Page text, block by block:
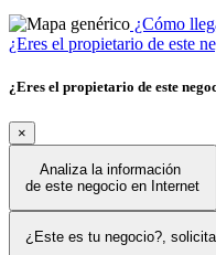
¿Cómo
¿Eres el propietario de este
¿Eres el propietario de este
×
Analiza la información
de este negocio en Internet
¿Este es tu negocio?,